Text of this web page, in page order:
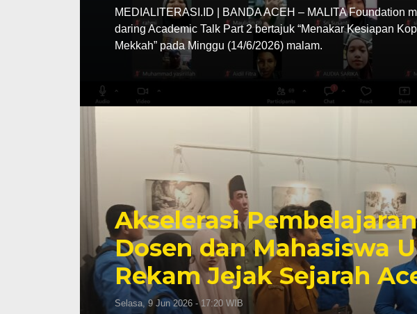
MEDIALITERASI.ID | BANDA ACEH – MALITA Foundation
daring Academic Talk Part 2 bertajuk “Menakar Kesiapan
Mekkah” pada Minggu (14/6/2026) malam.
Akselerasi
Dosen dan Mahasiswa
Rekam Jejak Sejarah
Selasa, 9 Jun 2026 - 17:20 WIB